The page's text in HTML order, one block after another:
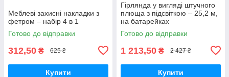
Меблеві захисні накладки з
фетром – набір 4 в 1
Готово до відправки
312,50 ₴ 625 ₴
Купити
Гірлянда у вигляді штучного
плюща з підсвіткою – 25,2 м,
на батарейках
Готово до відправки
1 213,50 ₴ 2 427 ₴
Купити